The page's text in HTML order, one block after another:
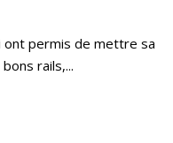
ont permis de mettre sa
rails,...